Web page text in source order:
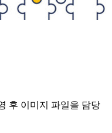
후 이미지 파일을 담당